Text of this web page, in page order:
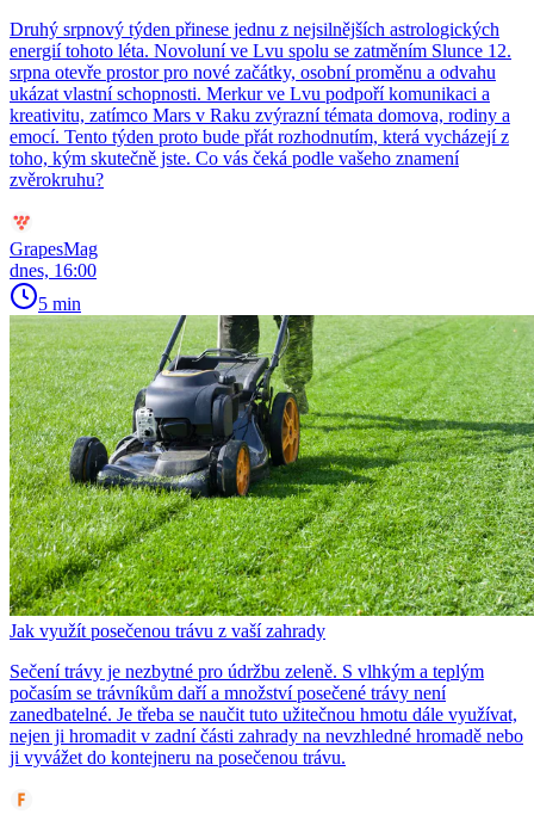
Druhý srpnový týden přinese jednu z nejsilnějších astrologických
energií tohoto léta. Novoluní ve Lvu spolu se zatměním Slunce 12.
srpna otevře prostor pro nové začátky, osobní proměnu a odvahu
ukázat vlastní schopnosti. Merkur ve Lvu podpoří komunikaci a
kreativitu, zatímco Mars v Raku zvýrazní témata domova, rodiny a
emocí. Tento týden proto bude přát rozhodnutím, která vycházejí z
toho, kým skutečně jste. Co vás čeká podle vašeho znamení
zvěrokruhu?
GrapesMag
dnes, 16:00
5 min
Jak využít posečenou trávu z vaší zahrady
Sečení trávy je nezbytné pro údržbu zeleně. S vlhkým a teplým
počasím se trávníkům daří a množství posečené trávy není
zanedbatelné. Je třeba se naučit tuto užitečnou hmotu dále využívat,
nejen ji hromadit v zadní části zahrady na nevzhledné hromadě nebo
ji vyvážet do kontejneru na posečenou trávu.